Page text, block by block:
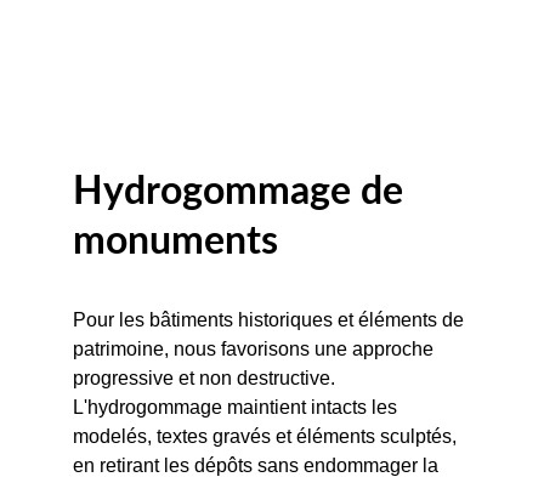
Hydrogommage de
monuments
Pour les bâtiments historiques et éléments de
patrimoine, nous favorisons une approche
progressive et non destructive.
L'hydrogommage maintient intacts les
modelés, textes gravés et éléments sculptés,
en retirant les dépôts sans endommager la